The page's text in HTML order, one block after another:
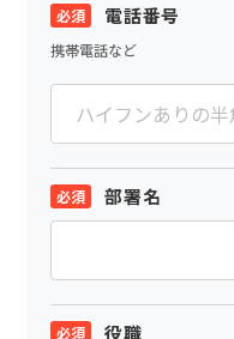
電話番号
携帯電話など
部署名
役職